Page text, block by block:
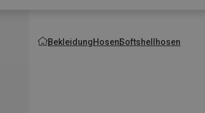
BekleidungHosenSoftshellhosen